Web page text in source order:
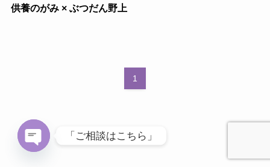
供養のがみ × ぶつだん野上
1
「ご相談はこちら」